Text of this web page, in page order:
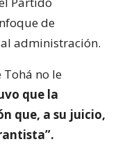
de
administración.
no le
que la
que, a su juicio,